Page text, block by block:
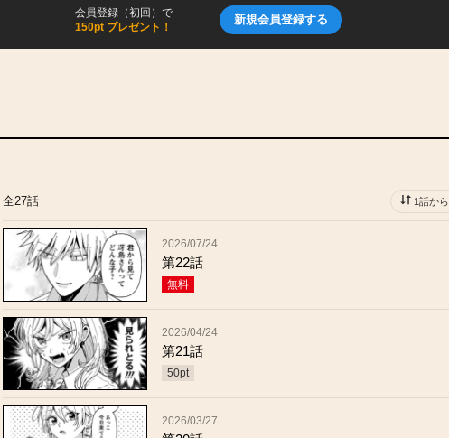
会員登録（初回）で
150pt プレゼント！
新規会員登録する
全27話 1話から
2026/07/24
第22話
無料
2026/04/24
第21話
50pt
2026/03/27